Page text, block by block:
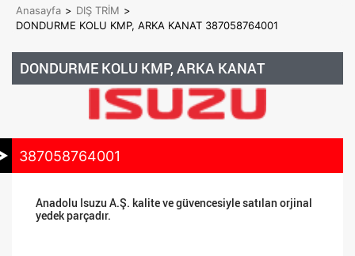
Anasayfa > DIŞ TRİM >
DONDURME KOLU KMP, ARKA KANAT 387058764001
DONDURME KOLU KMP, ARKA KANAT
387058764001
Anadolu Isuzu A.Ş. kalite ve güvencesiyle satılan orjinal
yedek parçadır.